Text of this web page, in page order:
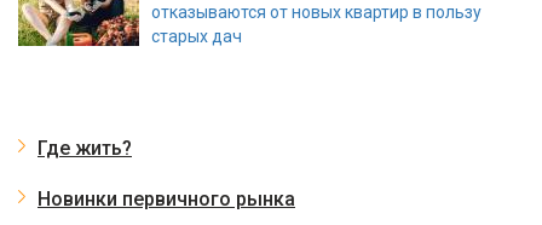
отказываются от новых квартир в пользу
старых дач
Где жить?
Новинки первичного рынка